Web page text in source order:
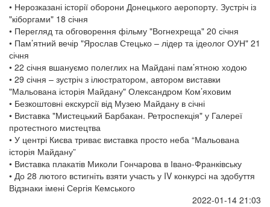
• Нерозказані історії оборони Донецького аеропорту. Зустріч із
"кіборгами" 18 січня
• Перегляд та обговорення фільму "Вогнехреща" 20 січня
• Пам’ятний вечір "Ярослав Стецько – лідер та ідеолог ОУН" 21
січня
• 22 січня вшануємо полеглих на Майдані пам’ятною ходою
• 29 січня – зустріч з ілюстратором, автором виставки
"Мальована історія Майдану" Олександром Ком’яховим
• Безкоштовні екскурсії від Музею Майдану в січні
• Виставка "Мистецький Барбакан. Ретроспекція" у Галереї
протестного мистецтва
• У центрі Києва триває виставка просто неба “Мальована
історія Майдану”
• Виставка плакатів Миколи Гончарова в Івано-Франківську
• До 28 лютого встигніть взяти участь у IV конкурсі на здобуття
Відзнаки імені Сергія Кемського
2022-01-14 21:03